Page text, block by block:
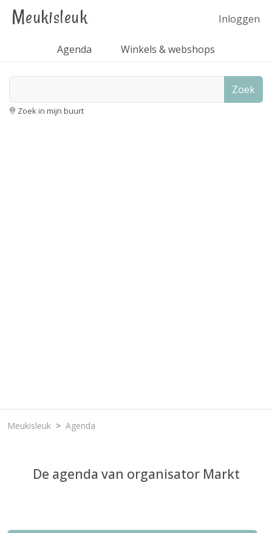
Meukisleuk Inloggen
Agenda Winkels & webshops
Zoek
Zoek in mijn buurt
Meukisleuk Agenda
De agenda van organisator Markt